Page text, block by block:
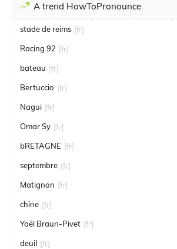
A trend HowToPronounce
stade de reims [fr]
Racing 92 [fr]
bateau [fr]
Bertuccio [fr]
Nagui [fr]
Omar Sy [fr]
bRETAGNE [fr]
septembre [fr]
Matignon [fr]
chine [fr]
Yaël Braun-Pivet [fr]
deuil [fr]